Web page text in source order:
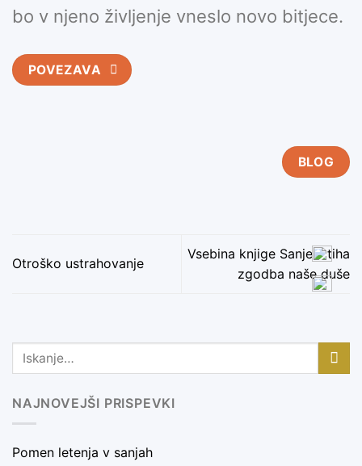
bo v njeno življenje vneslo novo bitjece.
POVEZAVA
BLOG
Otroško ustrahovanje
Vsebina knjige Sanje – tiha
zgodba naše duše
NAJNOVEJŠI PRISPEVKI
Pomen letenja v sanjah